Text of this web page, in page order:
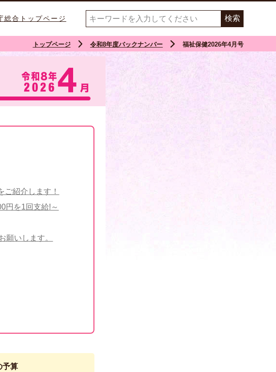
総合トップページ
トップページ 令和8年度バックナンバー 福祉保健2026年4月号
紹介します！
円を1回支給!～
願いします。
予算